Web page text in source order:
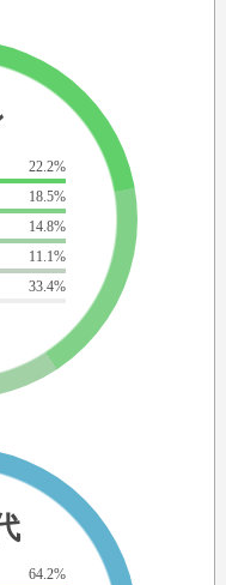
22.2%
18.5%
14.8%
11.1%
33.4%
64.2%